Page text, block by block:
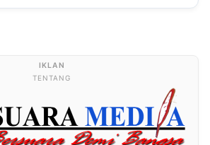
TENTANG